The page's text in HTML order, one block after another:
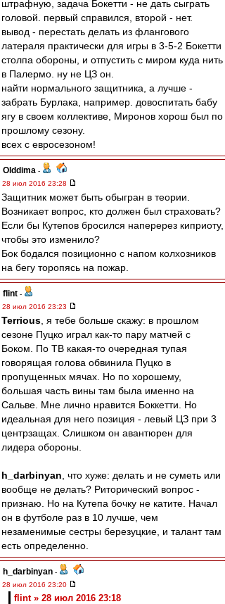
штрафную, задача Бокетти - не дать сыграть
головой. первый справился, второй - нет.
вывод - перестать делать из флангового
латераля практически для игры в 3-5-2 Бокетти
столпа обороны, и отпустить с миром куда нить
в Палермо. ну не ЦЗ он.
найти нормального защитника, а лучше -
забрать Бурлака, например. довоспитать бабу
ягу в своем коллективе, Миронов хорош был по
прошлому сезону.
всех с евросезоном!
Olddima -
28 июл 2016 23:28
Защитник может быть обыгран в теории.
Возникает вопрос, кто должен был страховать?
Если бы Кутепов бросился наперерез киприоту,
чтобы это изменило?
Бок бодался позиционно с напом колхозников
на бегу торопясь на пожар.
flint -
28 июл 2016 23:23
Terrious , я тебе больше скажу: в прошлом
сезоне Пуцко играл как-то пару матчей с
Боком. По ТВ какая-то очередная тупая
говорящая голова обвинила Пуцко в
пропущенных мячах. Но по хорошему,
большая часть вины там была именно на
Сальве. Мне лично нравится Боккетти. Но
идеальная для него позиция - левый ЦЗ при 3
центрзащах. Слишком он авантюрен для
лидера обороны.
h_darbinyan , что хуже: делать и не суметь или
вообще не делать? Риторический вопрос -
признаю. Но на Кутепа бочку не катите. Начал
он в футболе раз в 10 лучше, чем
незаменимые сестры березуцкие, и талант там
есть определенно.
h_darbinyan -
28 июл 2016 23:20
flint » 28 июл 2016 23:18